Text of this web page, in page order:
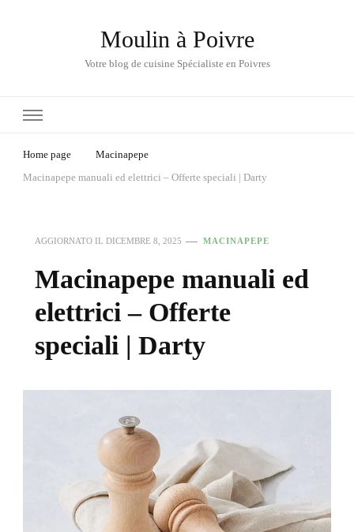
Moulin à Poivre
Votre blog de cuisine Spécialiste en Poivres
Home page
Macinapepe
Macinapepe manuali ed elettrici – Offerte speciali | Darty
AGGIORNATO IL DICEMBRE 8, 2025 MACINAPEPE
Macinapepe manuali ed
elettrici – Offerte
speciali | Darty